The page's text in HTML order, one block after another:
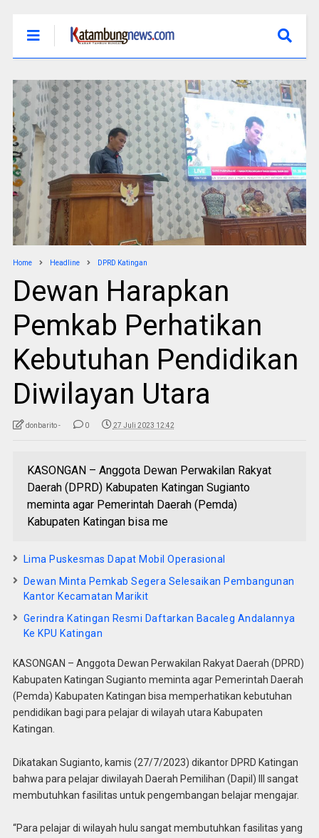
Home Headline DPRD Katingan
Dewan Harapkan
Pemkab Perhatikan
Kebutuhan Pendidikan
Diwilayan Utara
donbarito - 0 27 Juli 2023 12:42
KASONGAN – Anggota Dewan Perwakilan Rakyat
Daerah (DPRD) Kabupaten Katingan Sugianto
meminta agar Pemerintah Daerah (Pemda)
Kabupaten Katingan bisa me
Lima Puskesmas Dapat Mobil Operasional
Dewan Minta Pemkab Segera Selesaikan Pembangunan
Kantor Kecamatan Marikit
Gerindra Katingan Resmi Daftarkan Bacaleg Andalannya
Ke KPU Katingan
KASONGAN – Anggota Dewan Perwakilan Rakyat Daerah (DPRD)
Kabupaten Katingan Sugianto meminta agar Pemerintah Daerah
(Pemda) Kabupaten Katingan bisa memperhatikan kebutuhan
pendidikan bagi para pelajar di wilayah utara Kabupaten
Katingan.
Dikatakan Sugianto, kamis (27/7/2023) dikantor DPRD Katingan
bahwa para pelajar diwilayah Daerah Pemilihan (Dapil) III sangat
membutuhkan fasilitas untuk pengembangan belajar mengajar.
“Para pelajar di wilayah hulu sangat membutuhkan fasilitas yang